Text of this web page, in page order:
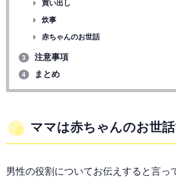
買い出し
炊事
赤ちゃんのお世話
3 注意事項
4 まとめ
ママは赤ちゃんのお世
男性の役割についてお伝えすると言っ